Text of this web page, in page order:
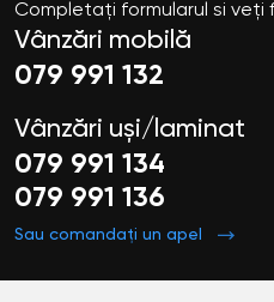
Completați formularul si
Vânzări mobilă
079 991 132
Vânzări uși/laminat
079 991 134
079 991 136
Sau comandați un apel